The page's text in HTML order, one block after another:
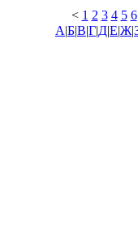
< 1 2 3 4 5 6
А|Б|В|Г|Д|Е|Ж|